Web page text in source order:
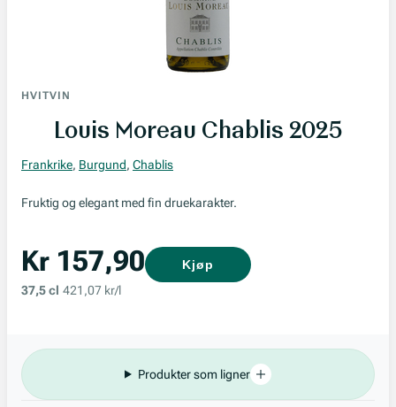
HVITVIN
Louis Moreau Chablis 2025
Frankrike, Burgund, Chablis
Fruktig og elegant med fin druekarakter.
Kr 157,90
37,5 cl 421,07 kr/l
Kjøp
Produkter som ligner